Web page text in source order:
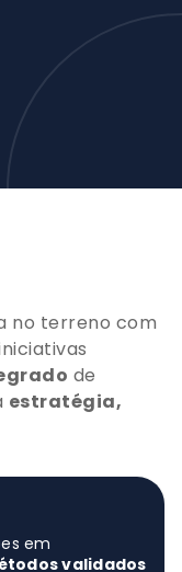
no terreno com
de
estratégia,
em
validados